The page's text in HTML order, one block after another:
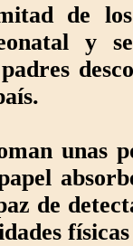
de
unas
de